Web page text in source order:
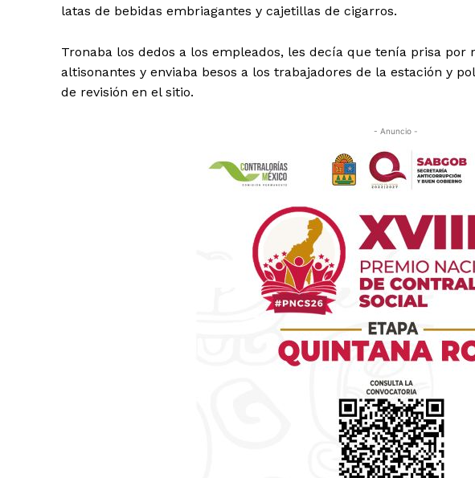
latas de bebidas embriagantes y cajetillas de cigarros.
Tronaba los dedos a los empleados, les decía que tenía prisa
altisonantes y enviaba besos a los trabajadores de la estación y
de revisión en el sitio.
- Anuncio -